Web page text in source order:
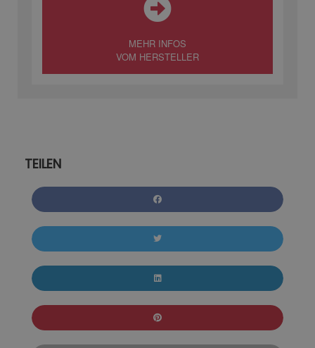
MEHR INFOS
VOM HERSTELLER
TEILEN